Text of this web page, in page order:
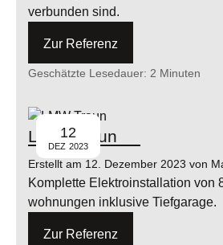
verbunden sind.
Zur Referenz
Geschätzte Lesedauer: 2 Minuten
12
DEZ 2023
LMW Traun
Erstellt am 12. Dezember 2023 von
Komplette Elektro­installation von
wohnungen inklusive Tiefgarage.
Zur Referenz